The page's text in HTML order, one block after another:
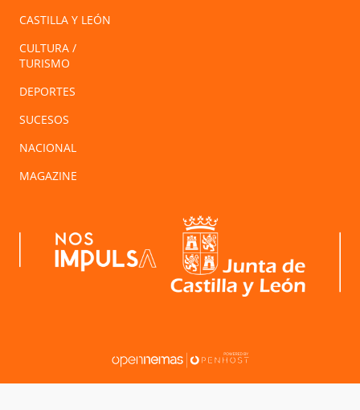
CASTILLA Y LEÓN
CULTURA /
TURISMO
DEPORTES
SUCESOS
NACIONAL
MAGAZINE